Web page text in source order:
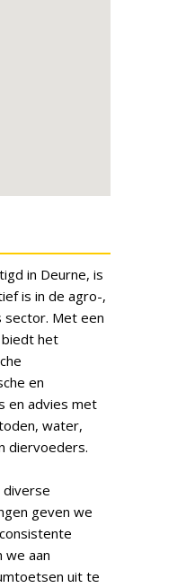
in Deurne, is
is in de agro-,
Met een
het
en
en advies met
water,
diervoeders.
geven we
we aan
uit te